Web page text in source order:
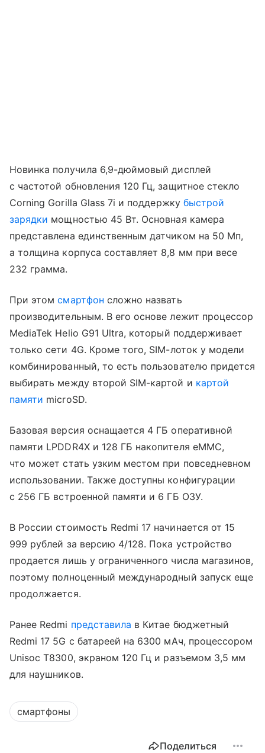
Новинка получила 6,9-дюймовый дисплей
с частотой обновления 120 Гц, защитное стекло
Corning Gorilla Glass 7i и поддержку быстрой
зарядки мощностью 45 Вт. Основная камера
представлена единственным датчиком на 50 Мп,
а толщина корпуса составляет 8,8 мм при весе
232 грамма.
При этомсмартфон сложно назвать
производительным. В его основе лежит процессор
MediaTek Helio G91 Ultra, который поддерживает
только сети 4G. Кроме того, SIM-лоток у модели
комбинированный, то есть пользователю придется
выбирать между второй SIM-картой и картой
памяти microSD.
Базовая версия оснащается 4 ГБ оперативной
памяти LPDDR4X и 128 ГБ накопителя eMMC,
что может стать узким местом при повседневном
использовании. Также доступны конфигурации
с 256 ГБ встроенной памяти и 6 ГБ ОЗУ.
В России стоимость Redmi 17 начинается от 15
999 рублей за версию 4/128. Пока устройство
продается лишь у ограниченного числа магазинов,
поэтому полноценный международный запуск еще
продолжается.
Ранее Redmi представила в Китае бюджетный
Redmi 17 5G с батареей на 6300 мАч, процессором
Unisoc T8300, экраном 120 Гц и разъемом 3,5 мм
для наушников.
смартфоны
Поделиться